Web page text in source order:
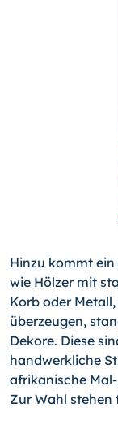
Hinzu kommt
wie Hölzer mit
Korb oder
überzeugen,
Dekore. Diese
handwerkliche
afrikanische
Zur Wahl stehen